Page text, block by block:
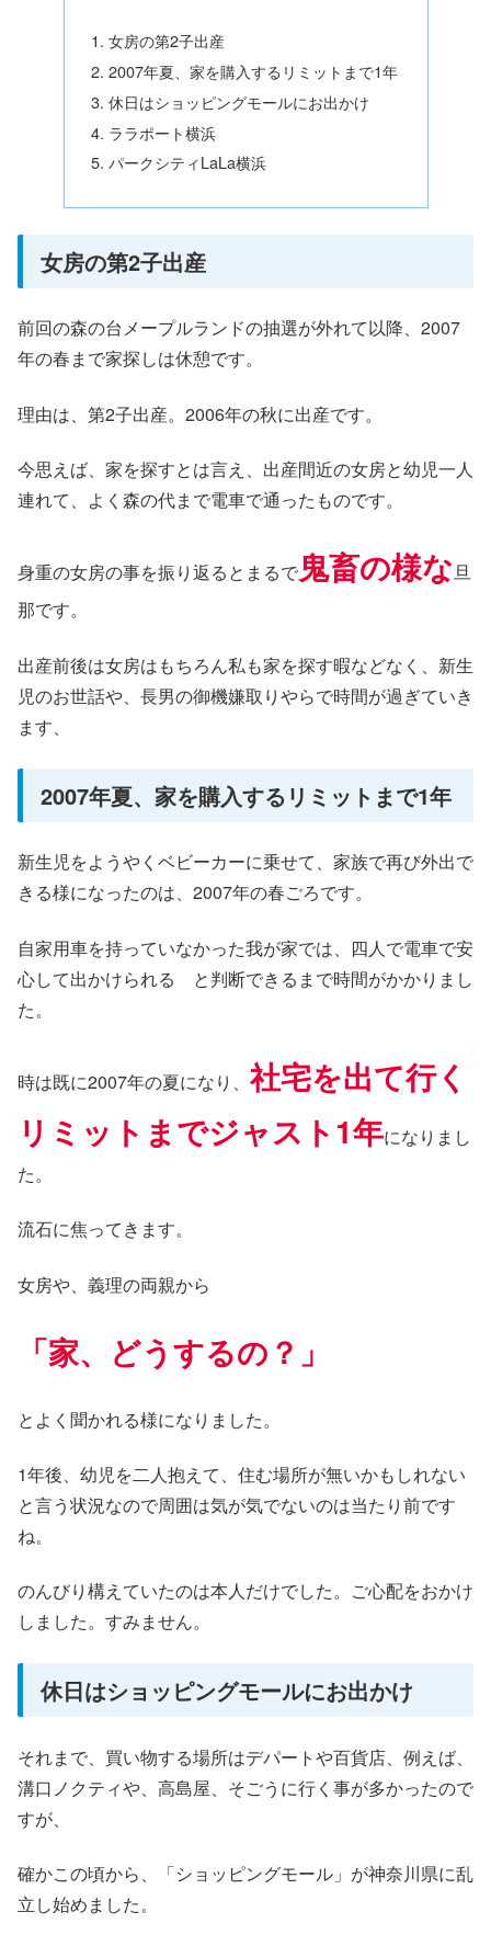
女房の第2子出産
2007年夏、家を購入するリミットまで1年
休日はショッピングモールにお出かけ
ララポート横浜
パークシティLaLa横浜
女房の第2子出産
前回の森の台メープルランドの抽選が外れて以降、2007
年の春まで家探しは休憩です。
理由は、第2子出産。2006年の秋に出産です。
今思えば、家を探すとは言え、出産間近の女房と幼児一人
連れて、よく森の代まで電車で通ったものです。
身重の女房の事を振り返るとまるで鬼畜の様な旦
那です。
出産前後は女房はもちろん私も家を探す暇などなく、新生
児のお世話や、長男の御機嫌取りやらで時間が過ぎていき
ます、
2007年夏、家を購入するリミットまで1年
新生児をようやくベビーカーに乗せて、家族で再び外出で
きる様になったのは、2007年の春ごろです。
自家用車を持っていなかった我が家では、四人で電車で安
心して出かけられる と判断できるまで時間がかかりまし
た。
時は既に2007年の夏になり、 社宅を出て行く
リミットまでジャスト1年になりまし
た。
流石に焦ってきます。
女房や、義理の両親から
「家、どうするの？」
とよく聞かれる様になりました。
1年後、幼児を二人抱えて、住む場所が無いかもしれない
と言う状況なので周囲は気が気でないのは当たり前です
ね。
のんびり構えていたのは本人だけでした。ご心配をおかけ
しました。すみません。
休日はショッピングモールにお出かけ
それまで、買い物する場所はデパートや百貨店、例えば、
溝口ノクティや、高島屋、そごうに行く事が多かったので
すが、
確かこの頃から、「ショッピングモール」が神奈川県に乱
立し始めました。